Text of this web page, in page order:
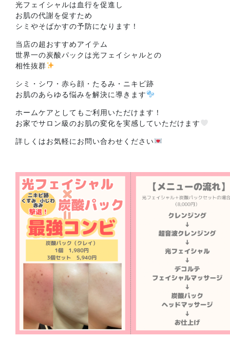
光フェイシャルは血行を促進し
お肌の代謝を促すため
シミやそばかすの予防になります！
当店の超おすすめアイテム
世界一の炭酸パックは光フェイシャルとの
相性抜群
シミ・シワ・赤ら顔・たるみ・ニキビ跡
お肌のあらゆる悩みを解決に導きます
ホームケアとしてもご利用いただけます！
お家でサロン級のお肌の変化を実感していただけます
詳しくはお気軽にお問い合わせください